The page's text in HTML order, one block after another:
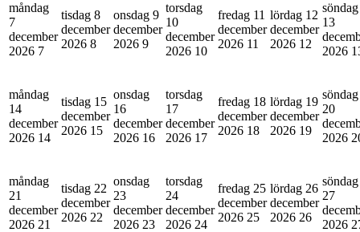
måndag
7
december
2026 7
tisdag 8
december
2026 8
onsdag 9
december
2026 9
torsdag
10
december
2026 10
fredag 11
december
2026 11
lördag 12
december
2026 12
söndag
13
2026
måndag
14
december
2026 14
tisdag 15
december
2026 15
onsdag
16
december
2026 16
torsdag
17
december
2026 17
fredag 18
december
2026 18
lördag 19
december
2026 19
söndag
20
2026
måndag
21
december
2026 21
tisdag 22
december
2026 22
onsdag
23
december
2026 23
torsdag
24
december
2026 24
fredag 25
december
2026 25
lördag 26
december
2026 26
söndag
27
2026